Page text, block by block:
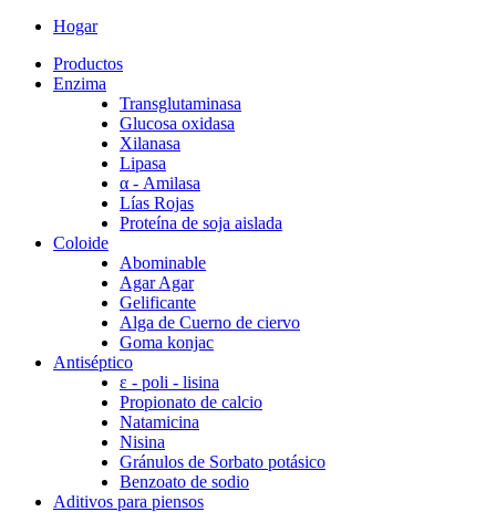
Hogar
Productos
Enzima
Transglutaminasa
Glucosa oxidasa
Xilanasa
Lipasa
α - Amilasa
Lías Rojas
Proteína de soja aislada
Coloide
Abominable
Agar Agar
Gelificante
Alga de Cuerno de ciervo
Goma konjac
Antiséptico
ε - poli - lisina
Propionato de calcio
Natamicina
Nisina
Gránulos de Sorbato potásico
Benzoato de sodio
Aditivos para piensos